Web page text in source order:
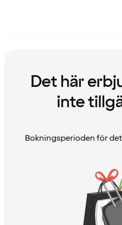
Det här
inte
Bokningsperioden för